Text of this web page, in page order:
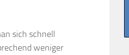
sich schnell
weniger